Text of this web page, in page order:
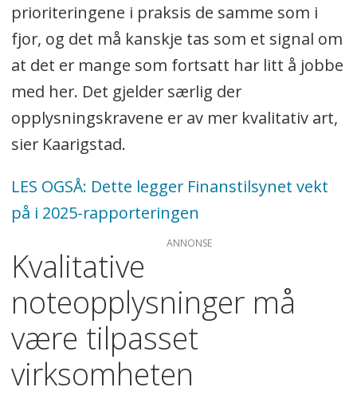
prioriteringene i praksis de samme som i
fjor, og det må kanskje tas som et signal om
at det er mange som fortsatt har litt å jobbe
med her. Det gjelder særlig der
opplysningskravene er av mer kvalitativ art,
sier Kaarigstad.
LES OGSÅ: Dette legger Finanstilsynet vekt
på i 2025-rapporteringen
ANNONSE
Kvalitative
noteopplysninger må
være tilpasset
virksomheten